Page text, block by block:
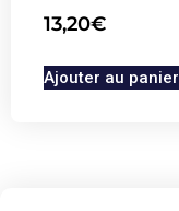
13,20€
Ajouter au panier